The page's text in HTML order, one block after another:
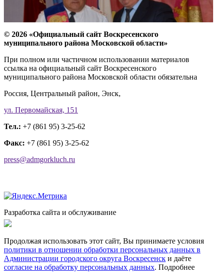
© 2026 «Официальный сайт Воскресенского
муниципального района Московской области»
При полном или частичном использовании материалов
ссылка на официальный сайт Воскресенского
муниципального района Московской области обязательна
Россия, Центральный район, Энск,
ул. Первомайская, 151
Тел.: +7 (861 95) 3-25-62
Факс: +7 (861 95) 3-25-62
press@admgorkluch.ru
Разработка сайта и обслуживание
Продолжая использовать этот сайт, Вы принимаете условия
политики в отношении обработки персональных данных в
Администрации городского округа Воскресенск и даёте
согласие на обработку персональных данных. Подробнее